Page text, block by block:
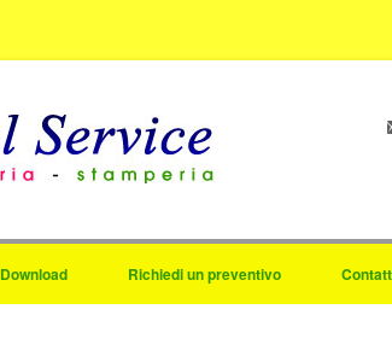
Download Richiedi un preventivo